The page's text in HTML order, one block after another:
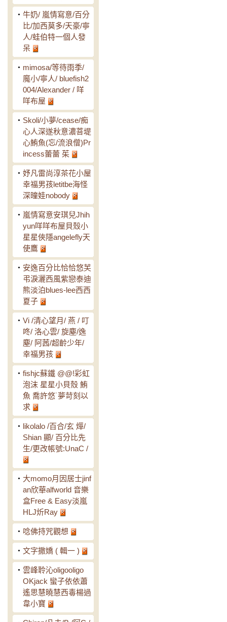
‧ 牛奶/ 嵐情寫意/百分
比/加西莫多/天豪/寧
人/蛙伯特一個人發
呆
‧ mimosa/等待雨季/
魔小/寧人/ bluefish2
004/Alexander / 咩
咩布屋
‧ Skoli/小夢/cease/痴
心人深遂秋意濃菩堤
心鮪魚(忘/流浪僧)Pr
incess蕾蕾 茱
‧ 妤凡雷尚淳茶花小屋
幸福男孩letitbe海怪
深曈娃nobody
‧ 嵐情寫意安琪兒Jhih
yun咩咩布屋貝殼小
星星俠隱angelefly天
使鷹
‧ 安逸百分比恰恰悠芙
弔淚灑西風紫戀泰迪
熊淡泊blues-lee西西
夏子
‧ Vi /清心望月/ 燕 / 叮
咚/ 洛心雲/ 旋塵/逸
塵/ 阿茜/超齡少年/
幸福男孩
‧ fishjc蘇鐵 @@!彩虹
泡沫 星星小貝殼 鮪
魚 喬許悠˙夢苛刻以
求
‧ likolalo /百合/玄 燁/
Shian 顯/ 百分比先
生/更改帳號:UnaC /
‧ 大momo月因居士jinf
an欣華alfworld 音樂
盒Free & Easy淡嵐
HLJ炘Ray
‧ 唸佛持咒觀想
‧ 文字撒嬌 ( 輯一 )
‧ 雲峰聆沁oligooligo
OKjack 蠻子依依蕭
遙思慧曉慧西毒楊過
韋小寶